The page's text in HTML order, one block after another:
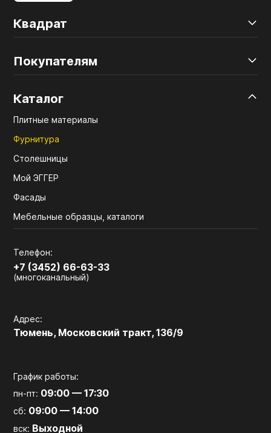
Квадрат
Покупателям
Каталог
Плитные материалы
Фурнитура
Столешницы
Мой ЭГГЕР
Фасады
Мебельные образцы, каталоги
Телефон:
+7 (3452) 66-63-33
(многоканальный)
Адрес:
Тюмень, Московский тракт, 136/9
График работы:
пн-пт: 09:00 — 17:30
сб: 09:00 — 14:00
вск: Выходной